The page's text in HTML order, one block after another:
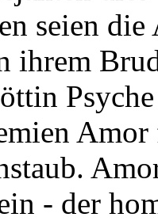
seien
ihrem
- der